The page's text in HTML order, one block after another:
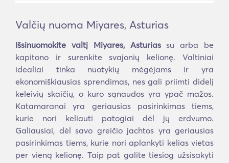
Valčių nuoma Miyares, Asturias
Išsinuomokite valtį Miyares, Asturiassu arba be
kapitono ir surenkite svajonių kelionę. Valtiniai
idealiai tinka nuotykių mėgėjams ir yra
ekonomiškiausias sprendimas, nes gali priimti didelį
keleivių skaičių, o kuro sąnaudos yra ypač mažos.
Katamaranai yra geriausias pasirinkimas tiems,
kurie nori keliauti patogiai dėl jų erdvumo.
Galiausiai, dėl savo greičio jachtos yra geriausias
pasirinkimas tiems, kurie nori aplankyti kelias vietas
per vieną kelionę. Taip pat galite tiesiog užsisakyti